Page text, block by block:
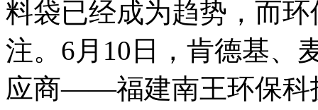
料袋已经成为趋势，而
注。6月10日，肯德基、
应商——福建南王环保科